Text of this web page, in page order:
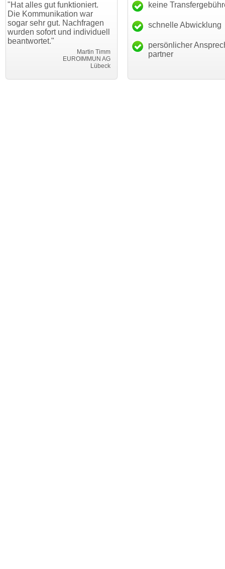
funktioniert.
war
gut. Nachfragen
und individuell
EUROIMMUN AG
"Danke für den schnellen
Transfer und guten Service!"
Thomas Schäfer
i can eckert communication GmbH
"Ich bin
haben.
mein
keine
schnelle Abwicklung
persönlicher
partner